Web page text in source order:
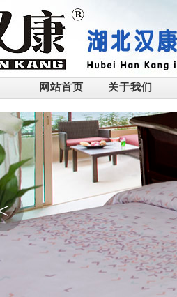
网站首页 关于我们